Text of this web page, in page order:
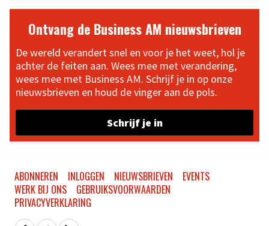
Ontvang de Business AM nieuwsbrieven
De wereld verandert snel en voor je het weet, hol je
achter de feiten aan. Wees mee met verandering,
wees mee met Business AM. Schrijf je in op onze
nieuwsbrieven en houd de vinger aan de pols.
Schrijf je in
ABONNEREN INLOGGEN NIEUWSBRIEVEN
EVENTS
WERK BIJ ONS
GEBRUIKSVOORWAARDEN
PRIVACYVERKLARING